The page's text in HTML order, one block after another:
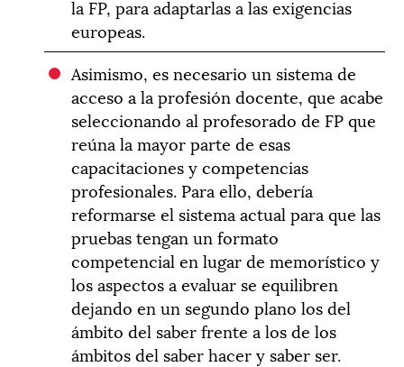
la FP, para adaptarlas a las exigencias
europeas.
Asimismo, es necesario un sistema de
acceso a la profesión docente, que acabe
seleccionando al profesorado de FP que
reúna la mayor parte de esas
capacitaciones y competencias
profesionales. Para ello, debería
reformarse el sistema actual para que las
pruebas tengan un formato
competencial en lugar de memorístico y
los aspectos a evaluar se equilibren
dejando en un segundo plano los del
ámbito del saber frente a los de los
ámbitos del saber hacer y saber ser.